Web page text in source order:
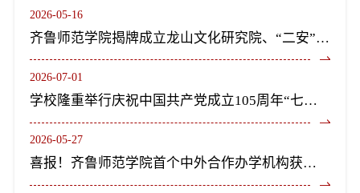
2026-05-16
齐鲁师范学院揭牌成立龙山文化研究院、“二安”文化研究院
2026-07-01
学校隆重举行庆祝中国共产党成立105周年“七一”表彰大会暨《长歌尽美》艺术党课
2026-05-27
喜报！齐鲁师范学院首个中外合作办学机构获教育部正式批复设立